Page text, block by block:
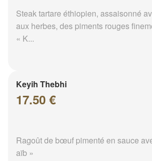
Steak tartare éthiopien, assaisonné
aux herbes, des piments rouges
« K...
Keyih Thebhi
17.50 €
Ragoût de bœuf pimenté en sauce
aïb »